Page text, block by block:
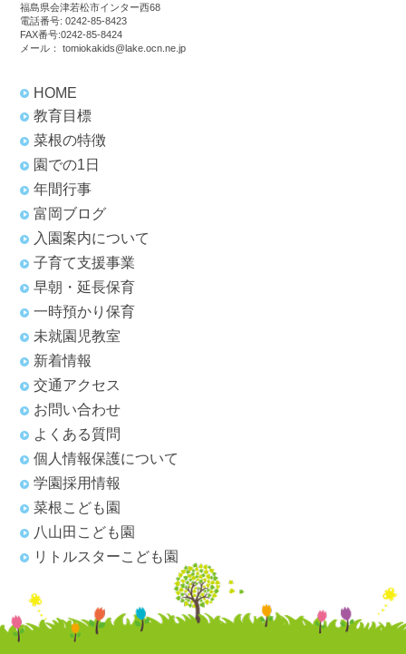
福島県会津若松市インター西68
電話番号:0242-85-8423
FAX番号:0242-85-8424
メール：tomiokakids@lake.ocn.ne.jp
HOME
教育目標
菜根の特徴
園での1日
年間行事
富岡ブログ
入園案内について
子育て支援事業
早朝・延長保育
一時預かり保育
未就園児教室
新着情報
交通アクセス
お問い合わせ
よくある質問
個人情報保護について
学園採用情報
菜根こども園
八山田こども園
リトルスターこども園